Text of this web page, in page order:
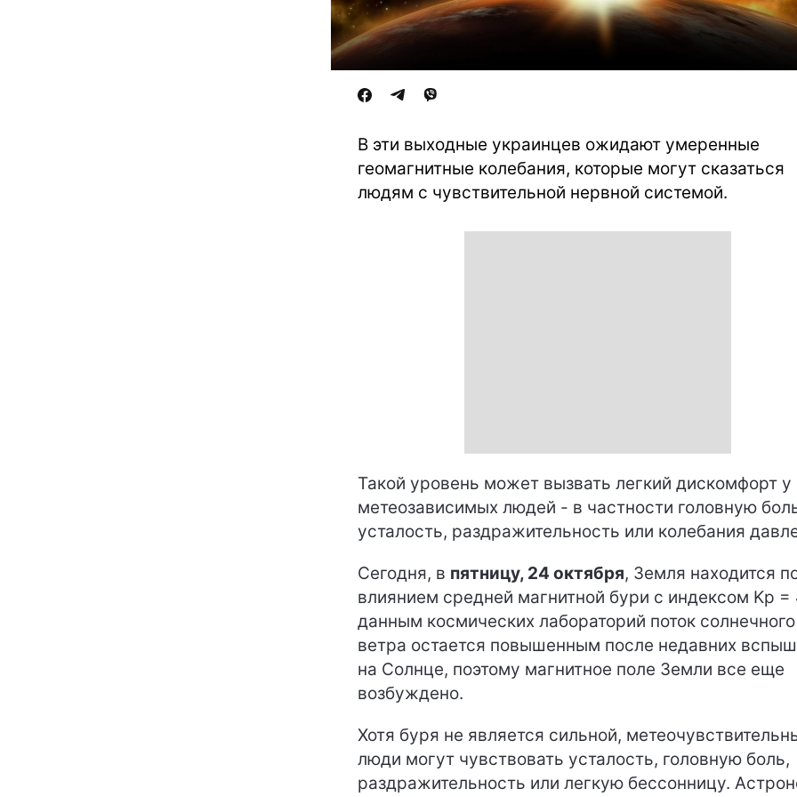
В эти выходные украинцев ожидают умеренные
геомагнитные колебания, которые могут сказаться
людям с чувствительной нервной системой.
Такой уровень может вызвать легкий дискомфорт у
метеозависимых людей - в частности головную
усталость, раздражительность или колебания
Сегодня, в пятницу, 24 октября, Земля находится
влиянием средней магнитной бури с индексом Kp =
данным космических лабораторий поток солнечного
ветра остается повышенным после недавних
на Солнце, поэтому магнитное поле Земли все еще
возбуждено.
Хотя буря не является сильной,
люди могут чувствовать усталость, головную боль,
раздражительность или легкую бессонницу.